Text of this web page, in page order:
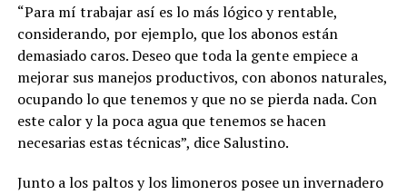
“Para mí trabajar así es lo más lógico y rentable,
considerando, por ejemplo, que los abonos están
demasiado caros. Deseo que toda la gente empiece a
mejorar sus manejos productivos, con abonos naturales,
ocupando lo que tenemos y que no se pierda nada. Con
este calor y la poca agua que tenemos se hacen
necesarias estas técnicas”, dice Salustino.
Junto a los paltos y los limoneros posee un invernadero